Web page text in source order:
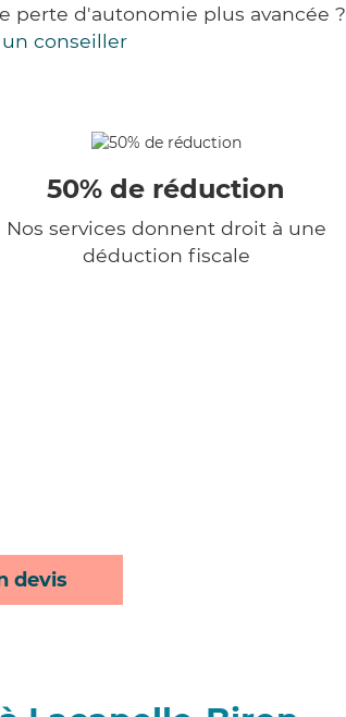
perte d'autonomie plus avancée ?
conseiller
50% de réduction
Nos services donnent droit à une
déduction fiscale
devis